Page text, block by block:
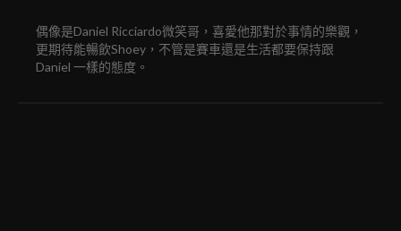
偶像是Daniel Ricciardo微笑哥，喜愛他那對於事情的樂觀，
更期待能暢飲Shoey，不管是賽車還是生活都要保持跟
Daniel 一樣的態度。